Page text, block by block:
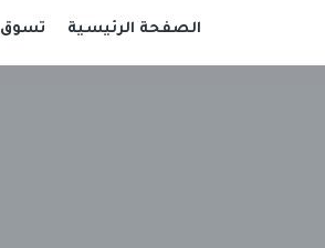
الصفحة الرئيسية تسوق